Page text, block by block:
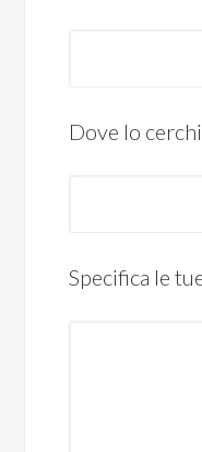
Dove lo
Specifica le